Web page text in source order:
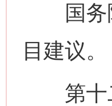
国务院
目建议。
第十二